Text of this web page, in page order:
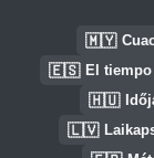
🇲🇾
🇪🇸 El tiempo
🇭🇺
🇱🇻